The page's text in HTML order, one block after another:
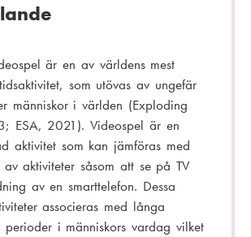
är en av världens mest
som utövas av ungefär
människor i världen (Exploding
ESA, 2021). Videospel är en
aktivitet som kan jämföras med
aktiviteter såsom att se på TV
av en smarttelefon. Dessa
associeras med långa
perioder i människors vardag vilket